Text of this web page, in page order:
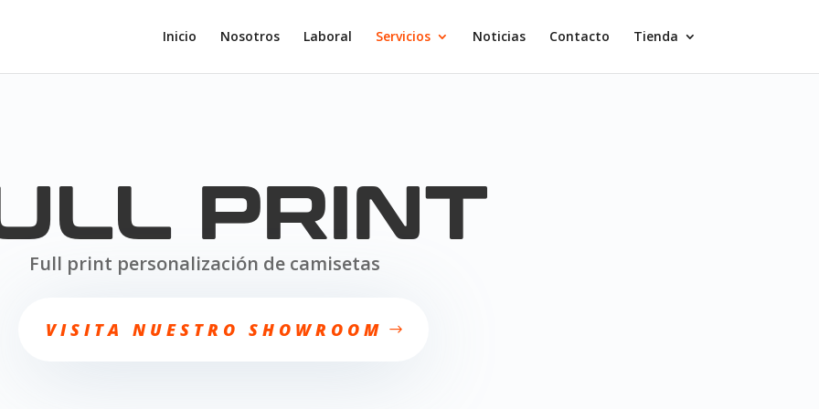
Inicio Nosotros Laboral Servicios Noticias Contacto Tienda
PRINT
Full print personalización de camisetas
VISITA NUESTRO SHOWROOM